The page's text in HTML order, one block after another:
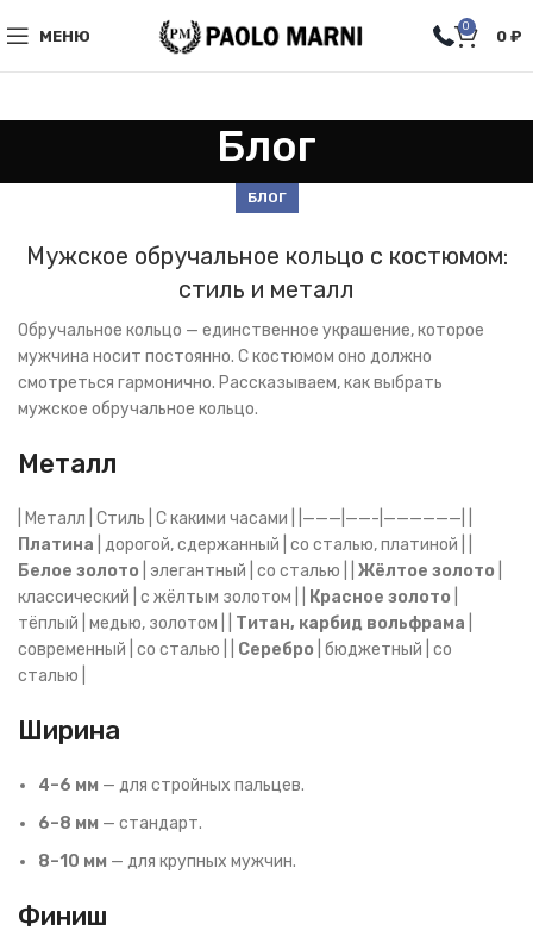
МЕНЮ
0
0 ₽
Блог
БЛОГ
Мужское обручальное кольцо с костюмом:
стиль и металл
Обручальное кольцо — единственное украшение, которое
мужчина носит постоянно. С костюмом оно должно
смотреться гармонично. Рассказываем, как выбрать
мужское обручальное кольцо.
Металл
| Металл | Стиль | С какими часами | |———|——-|——————| |
Платина | дорогой, сдержанный | со сталью, платиной | |
Белое золото | элегантный | со сталью | | Жёлтое золото
классический | с жёлтым золотом | |
Красное золото
тёплый | медью, золотом | | Титан, карбид вольфрама
современный | со сталью | | Серебро | бюджетный | со
сталью |
Ширина
4–6 мм — для стройных пальцев.
6–8 мм — стандарт.
8–10 мм — для крупных мужчин.
Финиш